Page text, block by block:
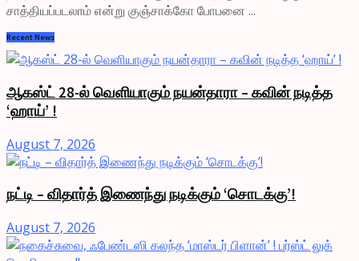
சாத்தியப்படலாம் என்று குஞ்சாக்கோ போபனை ...
Recent News
ஆகஸ்ட் 28-ல் வெளியாகும் நயன்தாரா – கவின் நடித்த
‘ஹாய்’ !
August 7, 2026
நட்டி – விதார்த் இணைந்து நடிக்கும் ‘சொடக்கு’!
August 7, 2026